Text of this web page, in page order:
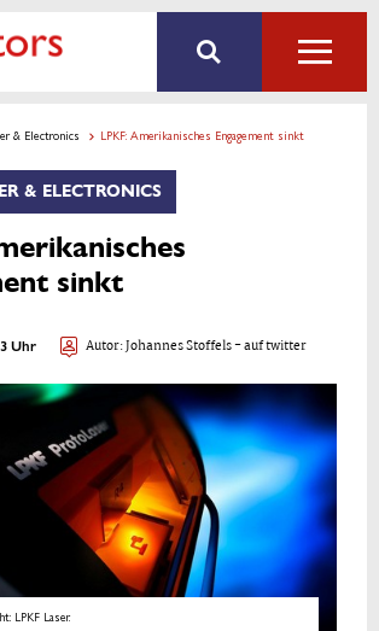
& Electronics LPKF: Amerikanisches Engagement sinkt
& ELECTRONICS
sinkt
Uhr Autor:Johannes Stoffels- auf twitter
LPKF Laser.